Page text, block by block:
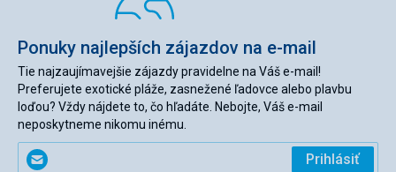
Ponuky najlepších zájazdov na e-mail
Tie najzaujímavejšie zájazdy pravidelne na Váš e-mail!
Preferujete exotické pláže, zasnežené ľadovce alebo plavbu
loďou? Vždy nájdete to, čo hľadáte. Nebojte, Váš e-mail
neposkytneme nikomu inému.
Zadajte
svoj
Prihlásiť